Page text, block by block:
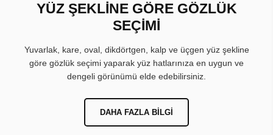
YÜZ ŞEKLİNE GÖRE GÖZLÜK
SEÇİMİ
Yuvarlak, kare, oval, dikdörtgen, kalp ve üçgen yüz şekline
göre gözlük seçimi yaparak yüz hatlarınıza en uygun ve
dengeli görünümü elde edebilirsiniz.
DAHA FAZLA BILGI